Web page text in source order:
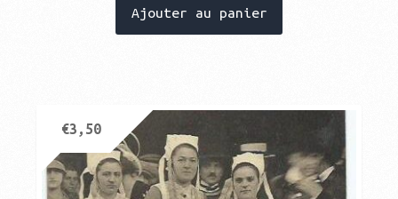
Ajouter au panier
€3,50